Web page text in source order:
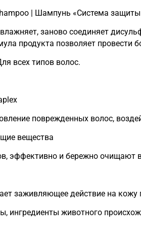
| Шампунь «Система защиты
заново соединяет
продукта позволяет
всех типов волос.
поврежденных волос,
вещества
эффективно и бережно очищают
заживляющее действие на кожу
ингредиенты животного